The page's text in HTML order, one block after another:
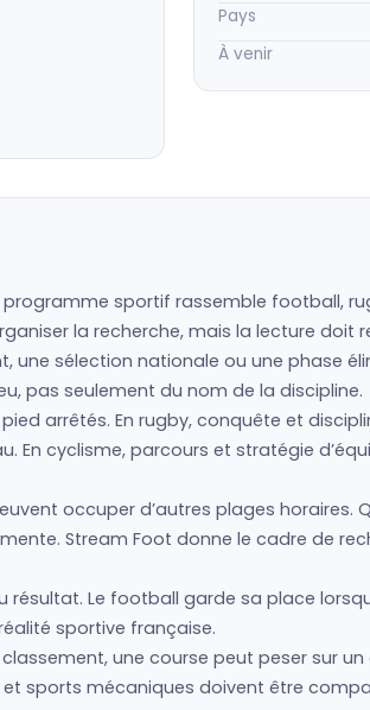
Pays
À venir
sportif rassemble football,
la recherche, mais la lecture doit
sélection nationale ou une phase
pas seulement du nom de la discipline.
arrêtés. En rugby, conquête et
En cyclisme, parcours et stratégie
occuper d’autres plages horaires.
Stream Foot donne le cadre de
Le football garde sa place
sportive française.
une course peut peser sur
sports mécaniques doivent être